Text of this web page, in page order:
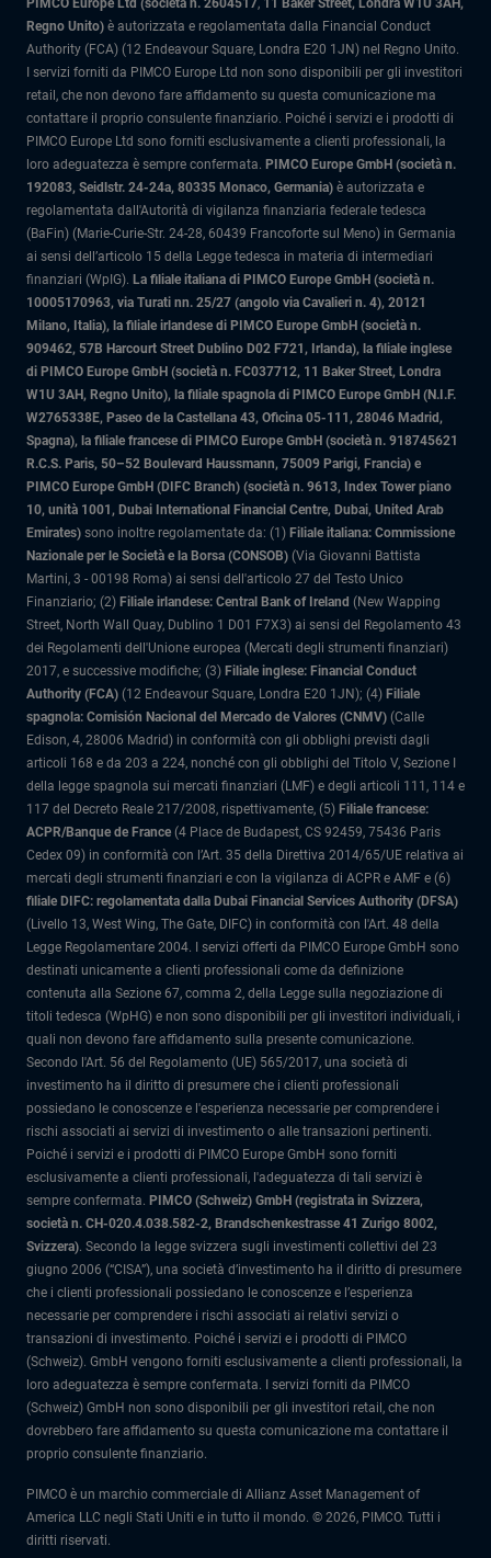
PIMCO Europe Ltd (società n. 2604517, 11 Baker Street, Londra W1U 3AH,
Regno Unito) è autorizzata e regolamentata dalla Financial Conduct
Authority (FCA) (12 Endeavour Square, Londra E20 1JN) nel Regno Unito.
I servizi forniti da PIMCO Europe Ltd non sono disponibili per gli investitori
retail, che non devono fare affidamento su questa comunicazione ma
contattare il proprio consulente finanziario. Poiché i servizi e i prodotti di
PIMCO Europe Ltd sono forniti esclusivamente a clienti professionali, la
loro adeguatezza è sempre confermata. PIMCO Europe GmbH (società n.
192083, Seidlstr. 24-24a, 80335 Monaco, Germania) è autorizzata e
regolamentata dall'Autorità di vigilanza finanziaria federale tedesca
(BaFin) (Marie-Curie-Str. 24-28, 60439 Francoforte sul Meno) in Germania
ai sensi dell’articolo 15 della Legge tedesca in materia di intermediari
finanziari (WpIG). La filiale italiana di PIMCO Europe GmbH (società n.
10005170963, via Turati nn. 25/27 (angolo via Cavalieri n. 4), 20121
Milano, Italia), la filiale irlandese di PIMCO Europe GmbH (società n.
909462, 57B Harcourt Street Dublino D02 F721, Irlanda), la filiale inglese
di PIMCO Europe GmbH (società n. FC037712, 11 Baker Street, Londra
W1U 3AH, Regno Unito), la filiale spagnola di PIMCO Europe GmbH (N.I.F.
W2765338E, Paseo de la Castellana 43, Oficina 05-111, 28046 Madrid,
Spagna), la filiale francese di PIMCO Europe GmbH (società n. 918745621
R.C.S. Paris, 50–52 Boulevard Haussmann, 75009 Parigi, Francia) e
PIMCO Europe GmbH (DIFC Branch) (società n. 9613, Index Tower piano
10, unità 1001, Dubai International Financial Centre, Dubai, United Arab
Emirates) sono inoltre regolamentate da: (1) Filiale italiana: Commissione
Nazionale per le Società e la Borsa (CONSOB) (Via Giovanni Battista
Martini, 3 - 00198 Roma) ai sensi dell'articolo 27 del Testo Unico
Finanziario; (2) Filiale irlandese: Central Bank of Ireland (New Wapping
Street, North Wall Quay, Dublino 1 D01 F7X3) ai sensi del Regolamento 43
dei Regolamenti dell'Unione europea (Mercati degli strumenti finanziari)
2017, e successive modifiche; (3) Filiale inglese: Financial Conduct
Authority (FCA) (12 Endeavour Square, Londra E20 1JN); (4) Filiale
spagnola: Comisión Nacional del Mercado de Valores (CNMV) (Calle
Edison, 4, 28006 Madrid) in conformità con gli obblighi previsti dagli
articoli 168 e da 203 a 224, nonché con gli obblighi del Titolo V, Sezione I
della legge spagnola sui mercati finanziari (LMF) e degli articoli 111, 114 e
117 del Decreto Reale 217/2008, rispettivamente, (5) Filiale francese:
ACPR/Banque de France (4 Place de Budapest, CS 92459, 75436 Paris
Cedex 09) in conformità con l’Art. 35 della Direttiva 2014/65/UE relativa ai
mercati degli strumenti finanziari e con la vigilanza di ACPR e AMF e (6)
filiale DIFC: regolamentata dalla Dubai Financial Services Authority (DFSA)
(Livello 13, West Wing, The Gate, DIFC) in conformità con l'Art. 48 della
Legge Regolamentare 2004. I servizi offerti da PIMCO Europe GmbH sono
destinati unicamente a clienti professionali come da definizione
contenuta alla Sezione 67, comma 2, della Legge sulla negoziazione di
titoli tedesca (WpHG) e non sono disponibili per gli investitori individuali, i
quali non devono fare affidamento sulla presente comunicazione.
Secondo l'Art. 56 del Regolamento (UE) 565/2017, una società di
investimento ha il diritto di presumere che i clienti professionali
possiedano le conoscenze e l'esperienza necessarie per comprendere i
rischi associati ai servizi di investimento o alle transazioni pertinenti.
Poiché i servizi e i prodotti di PIMCO Europe GmbH sono forniti
esclusivamente a clienti professionali, l'adeguatezza di tali servizi è
sempre confermata. PIMCO (Schweiz) GmbH (registrata in Svizzera,
società n. CH-020.4.038.582-2, Brandschenkestrasse 41 Zurigo 8002,
Svizzera). Secondo la legge svizzera sugli investimenti collettivi del 23
giugno 2006 (“CISA”), una società d’investimento ha il diritto di presumere
che i clienti professionali possiedano le conoscenze e l’esperienza
necessarie per comprendere i rischi associati ai relativi servizi o
transazioni di investimento. Poiché i servizi e i prodotti di PIMCO
(Schweiz). GmbH vengono forniti esclusivamente a clienti professionali, la
loro adeguatezza è sempre confermata.
I servizi forniti da PIMCO
(Schweiz) GmbH non sono disponibili per gli investitori retail, che non
dovrebbero fare affidamento su questa comunicazione ma contattare il
proprio consulente finanziario.
PIMCO è un marchio commerciale di Allianz Asset Management of
America LLC negli Stati Uniti e in tutto il mondo. © 2026, PIMCO. Tutti i
diritti riservati.